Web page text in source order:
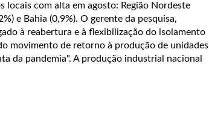
locais com alta em agosto: Região Nordeste
e Bahia (0,9%). O gerente da pesquisa,
à reabertura e à flexibilização do isolamento
movimento de retorno à produção de unidades
da pandemia". A produção industrial nacional